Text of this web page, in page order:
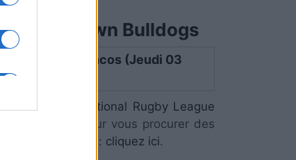
Bankstown Bulldogs
- Brisbane Broncos (Jeudi 03
National Rugby League
à 12h00. Pour vous procurer des
: cliquez ici.